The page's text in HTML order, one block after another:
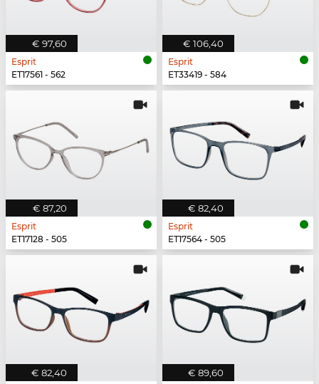
€ 97,60
Esprit
ET17561 - 562
€ 106,40
Esprit
ET33419 - 584
€ 87,20
Esprit
ET17128 - 505
€ 82,40
Esprit
ET17564 - 505
€ 82,40 € 89,60